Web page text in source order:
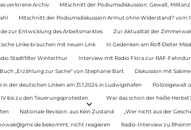
verlorene Archiv Mitschnitt der Podiumsdiskussion: Gewalt, Militanz
Mitschnitt der Podiumsdiskussion Armut ohne Widerstand? vom
zur Entwicklung des Arbeitsmarktes Zur Aktualität der
Linke brauchen mit neuen Link In Gedenken am Rolf-Dieter
Stadtfilter Winterthur Interview mit Radio Flora zur RAF-
„Erzählung zur Sache“ von Stephanie Bart Diskussion mit
der deutschen Linken am 31.1.2024 in Ludwigshafen Polizeigewalt
bis zu den Teuerungsprotesten War das schon der heiße
Nationale Revision: aus Kein Zustand „Wer nicht aus der
bekommt, nicht reagieren Radio-Interview zu